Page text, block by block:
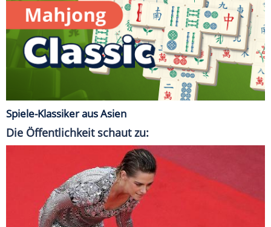
Spiele-Klassiker aus Asien
Die Öffentlichkeit schaut zu: